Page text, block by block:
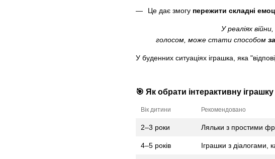
Це дає змогу пережити складні
У реаліях
голосом, може стати способом
У буденних ситуаціях іграшка, яка
🎯 Як обрати інтерактивну
Вік дитини Рекомендовано
2–3 роки Ляльки з простими
4–5 років Іграшки з